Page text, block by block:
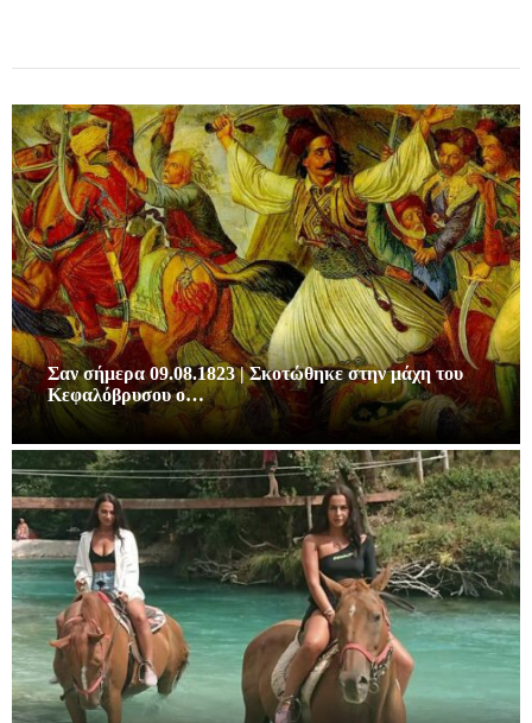
Σαν σήμερα 09.08.1823 | Σκοτώθηκε στην μάχη του
Κεφαλόβρυσου ο…